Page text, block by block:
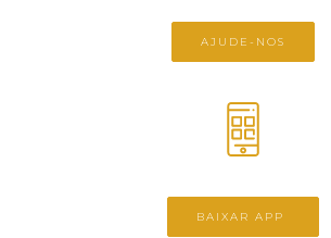
AJUDE-NOS
BAIXAR APP